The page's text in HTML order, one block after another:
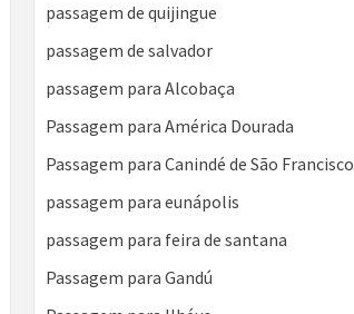
passagem de quijingue
passagem de salvador
passagem para Alcobaça
Passagem para América Dourada
Passagem para Canindé de São Francisco
passagem para eunápolis
passagem para feira de santana
Passagem para Gandú